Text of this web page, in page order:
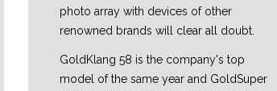
photo array with devices of other
renowned brands will clear all doubt.
GoldKlang 58 is the company's top
model of the same year and GoldSuper